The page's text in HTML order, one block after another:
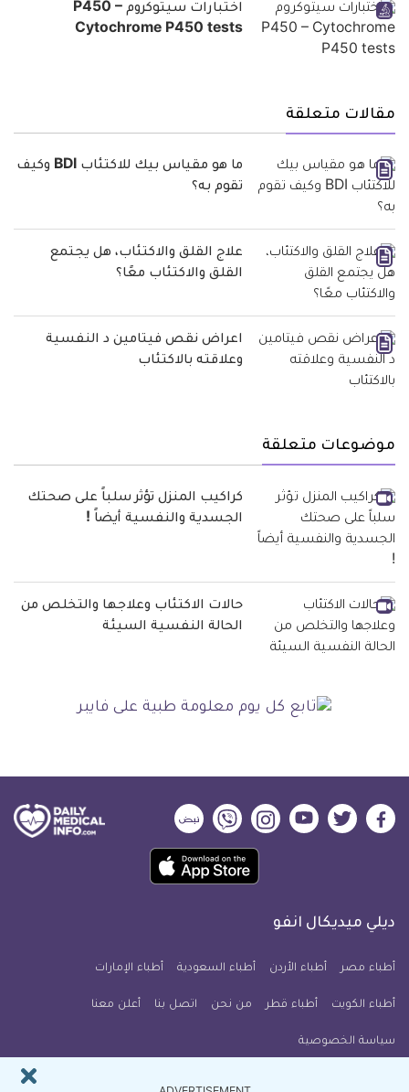
اختبارات سيتوكروم P450 –
Cytochrome P450 tests
مقالات متعلقة
ما هو مقياس بيك للاكتئاب BDI وكيف
تقوم به؟
علاج القلق والاكتئاب، هل يجتمع
القلق والاكتئاب معًا؟
اعراض نقص فيتامين د النفسية
وعلاقته بالاكتئاب
موضوعات متعلقة
كراكيب المنزل تؤثر سلباً على صحتك
الجسدية والنفسية أيضاً !
حالات الاكتئاب وعلاجها والتخلص من
الحالة النفسية السيئة
ديلي
فيسبوك
ديلي
تويتر
ديلي
ميديكال
يوتيوب
ديلي
ميديكال
انفو
ديلي
ميديكال
انفو
ديلي
ميديكال
انفو
حمل
تطبيق
معلومة
للآيفون
ديلي ميديكال انفو
أطباء مصر أطباء الأردن أطباء السعودية أطباء الإمارات
أطباء الكويت أطباء قطر من نحن اتصل بنا أعلن معنا
سياسة الخصوصية